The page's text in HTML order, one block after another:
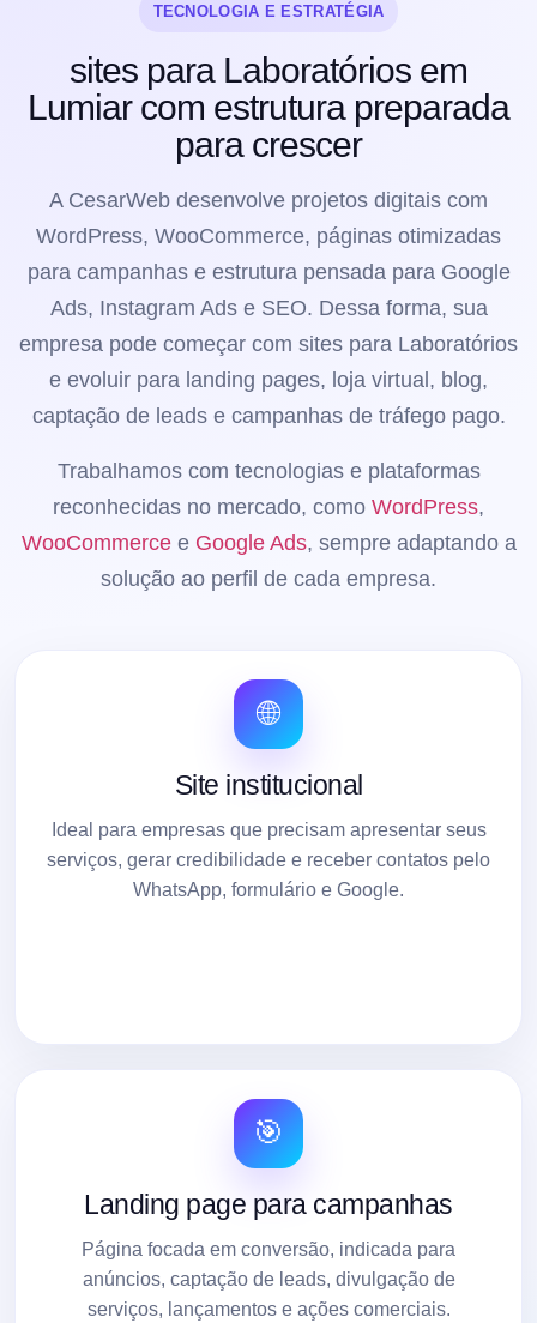
TECNOLOGIA E ESTRATÉGIA
sites para Laboratórios em
Lumiar com estrutura preparada
para crescer
A CesarWeb desenvolve projetos digitais com
WordPress, WooCommerce, páginas otimizadas
para campanhas e estrutura pensada para Google
Ads, Instagram Ads e SEO. Dessa forma, sua
empresa pode começar com sites para Laboratórios
e evoluir para landing pages, loja virtual, blog,
captação de leads e campanhas de tráfego pago.
Trabalhamos com tecnologias e plataformas
reconhecidas no mercado, como WordPress,
WooCommercee Google Ads, sempre adaptando a
solução ao perfil de cada empresa.
🌐
Site institucional
Ideal para empresas que precisam apresentar seus
serviços, gerar credibilidade e receber contatos pelo
WhatsApp, formulário e Google.
🎯
Landing page para campanhas
Página focada em conversão, indicada para
anúncios, captação de leads, divulgação de
serviços, lançamentos e ações comerciais.